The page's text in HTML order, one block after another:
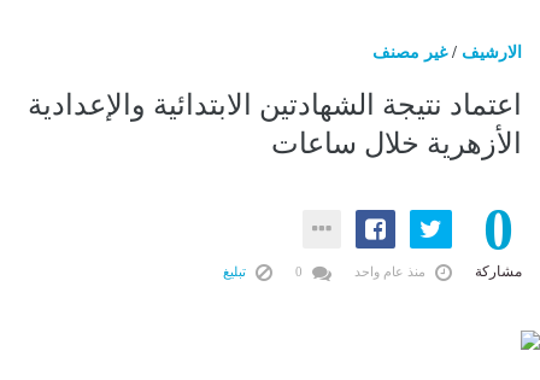
الارشيف /غير مصنف
اعتماد نتيجة الشهادتين الابتدائية والإعدادية
الأزهرية خلال ساعات
0
مشاركة منذ عام واحد تبليغ